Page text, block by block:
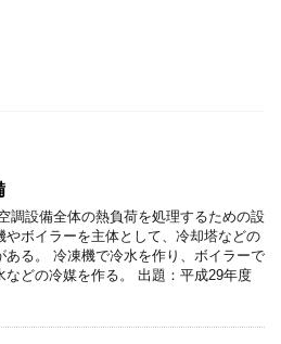
調設備全体の熱負荷を処理するための設
やボイラーを主体として、冷却塔などの
ある。 冷凍機で冷水を作り、ボイラーで
などの冷媒を作る。 出題：平成29年度